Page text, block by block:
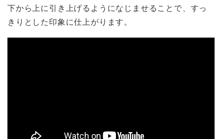
下から上に引き上げるようになじませることで、すっ
きりとした印象に仕上がります。